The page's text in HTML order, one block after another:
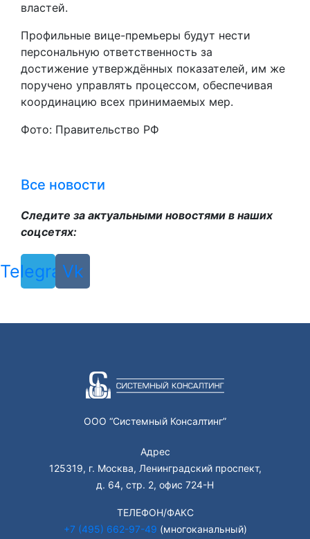
властей.
Профильные вице-премьеры будут нести
персональную ответственность за
достижение утверждённых показателей, им же
поручено управлять процессом, обеспечивая
координацию всех принимаемых мер.
Фото: Правительство РФ
Все новости
Следите за актуальными новостями в наших
соцсетях:
Telegram
Vk
ООО “Системный Консалтинг”
Адрес
125319, г. Москва, Ленинградский проспект,
д. 64, стр. 2, офис 724-Н
ТЕЛЕФОН/ФАКС
+7 (495) 662-97-49 (многоканальный)